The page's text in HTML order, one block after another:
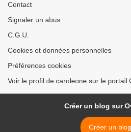
Contact
Signaler un abus
C.G.U.
Cookies et données personnelles
Préférences cookies
Voir le profil de caroleone sur le portail
Créer un blog sur
Créer un blog